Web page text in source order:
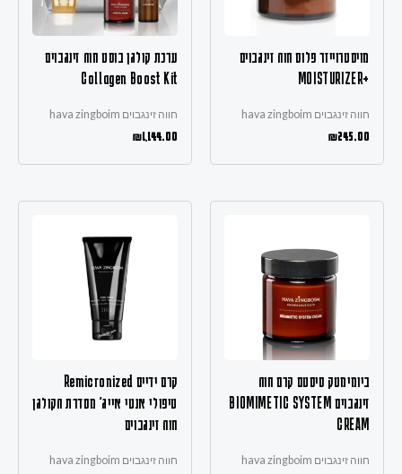
מויסטרוייזר פלוס חוה זינגבוים
+MOISTURIZER
חווה זינגבוים hava zingboim
₪245.00
ערכת קולגן בוסט חוה זינגבוים
Collagen Boost Kit
חווה זינגבוים hava zingboim
₪1,144.00
ביומימטק סיסטם קרם חוה
זינגבוים BIOMIMETIC SYSTEM
CREAM
חווה זינגבוים hava zingboim
קרם ידיים Remicronized
טיפולי אנטי אייג’ מסדרת הקולגן
חוה זינגבוים
חווה זינגבוים hava zingboim